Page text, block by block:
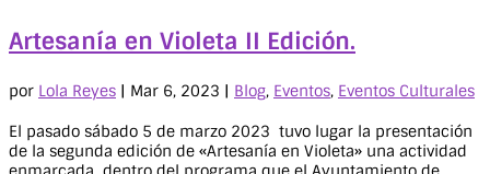
Artesanía en Violeta II Edición.
por Lola Reyes | Mar 6, 2023 | Blog, Eventos, Eventos Culturales
El pasado sábado 5 de marzo 2023 tuvo lugar la presentación
de la segunda edición de «Artesanía en Violeta» una actividad